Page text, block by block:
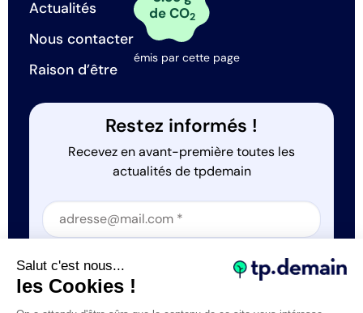
Actualités
Nous contacter
Raison d’être
de CO2
émis par cette page
Restez informés !
Recevez en avant-première toutes les
actualités de tpdemain
Section
Section
J'accepte que tp.demain utilise mes informations
Salut c'est nous...
les Cookies !